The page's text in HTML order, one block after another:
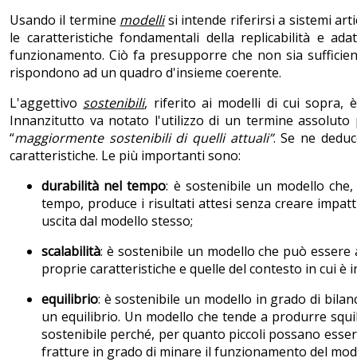
Usando il termine modellisi intende riferirsi a sistemi
le caratteristiche fondamentali della replicabilità e
funzionamento. Ciò fa presupporre che non sia
rispondono ad un quadro d'insieme coerente.
L'aggettivo sostenibili, riferito ai modelli di cui sopra,
Innanzitutto va notato l'utilizzo di un termine assoluto
“maggiormente sostenibili di quelli attuali”. Se ne
caratteristiche. Le più importanti sono:
durabilità nel tempo: è sostenibile un modello
tempo, produce i risultati attesi senza creare
uscita dal modello stesso;
scalabilità: è sostenibile un modello che può
proprie caratteristiche e quelle del contesto in cui è
equilibrio: è sostenibile un modello in grado di
un equilibrio. Un modello che tende a produrre
sostenibile perché, per quanto piccoli possano
fratture in grado di minare il funzionamento del